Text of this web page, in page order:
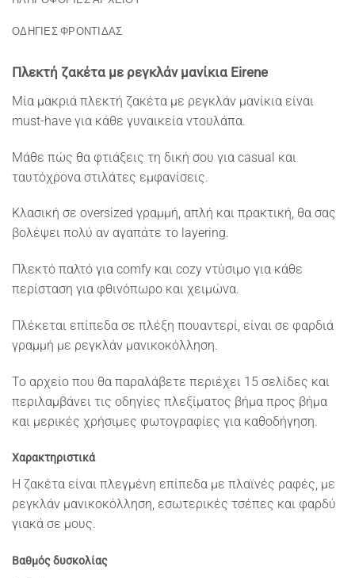
ΟΔΗΓΙΕΣ ΦΡΟΝΤΙΔΑΣ
Πλεκτή ζακέτα με ρεγκλάν μανίκια Eirene
Μία μακριά πλεκτή ζακέτα με ρεγκλάν μανίκια είναι
must-have για κάθε γυναικεία ντουλάπα.
Μάθε πώς θα φτιάξεις τη δική σου για casual και
ταυτόχρονα στιλάτες εμφανίσεις.
Κλασική σε oversized γραμμή, απλή και πρακτική, θα σας
βολέψει πολύ αν αγαπάτε το layering.
Πλεκτό παλτό για comfy και cozy ντύσιμο για κάθε
περίσταση για φθινόπωρο και χειμώνα.
Πλέκεται επίπεδα σε πλέξη πουαντερί, είναι σε φαρδιά
γραμμή με ρεγκλάν μανικοκόλληση.
Το αρχείο που θα παραλάβετε περιέχει 15 σελίδες και
περιλαμβάνει τις οδηγίες πλεξίματος βήμα προς βήμα
και μερικές χρήσιμες φωτογραφίες για καθοδήγηση.
Χαρακτηριστικά
Η ζακέτα είναι πλεγμένη επίπεδα με πλαϊνές ραφές, με
ρεγκλάν μανικοκόλληση, εσωτερικές τσέπες και φαρδύ
γιακά σε μους.
Βαθμός δυσκολίας